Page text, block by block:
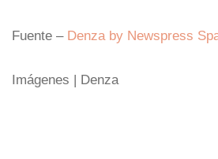
Fuente – Denza by Newspress
Imágenes | Denza